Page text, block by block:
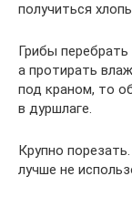
получиться
Грибы
а протирать
под краном, то
в дуршлаге.
Крупно
лучше не